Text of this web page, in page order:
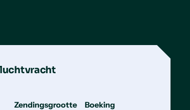
Zendingsgrootte Boeking